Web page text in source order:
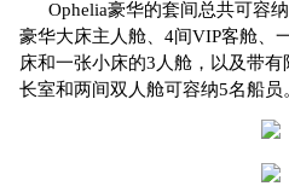
Ophelia豪华的套间总共可容纳
豪华大床主人舱、4间VIP客舱、
床和一张小床的3人舱，以及带
长室和两间双人舱可容纳5名船员